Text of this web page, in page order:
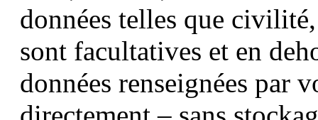
données telles que
sont facultatives et en
données renseignées par